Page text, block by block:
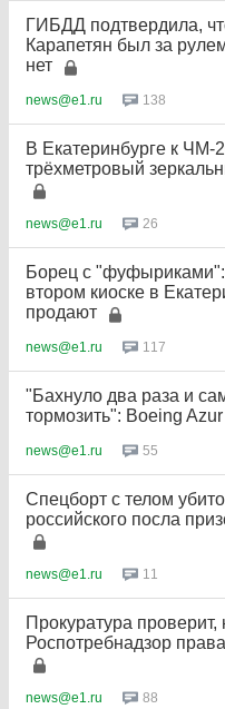
ГИБДД подтвердила,
Карапетян был за
нет
news@e1.ru 138
В Екатеринбурге к ЧМ-
трёхметровый
news@e1.ru 26
Борец с
втором киоске в
продают
news@e1.ru 117
"Бахнуло два раза и
тормозить": Boeing
news@e1.ru 55
Спецборт с телом
российского посла
news@e1.ru 11
Прокуратура
Роспотребнадзор
news@e1.ru 88